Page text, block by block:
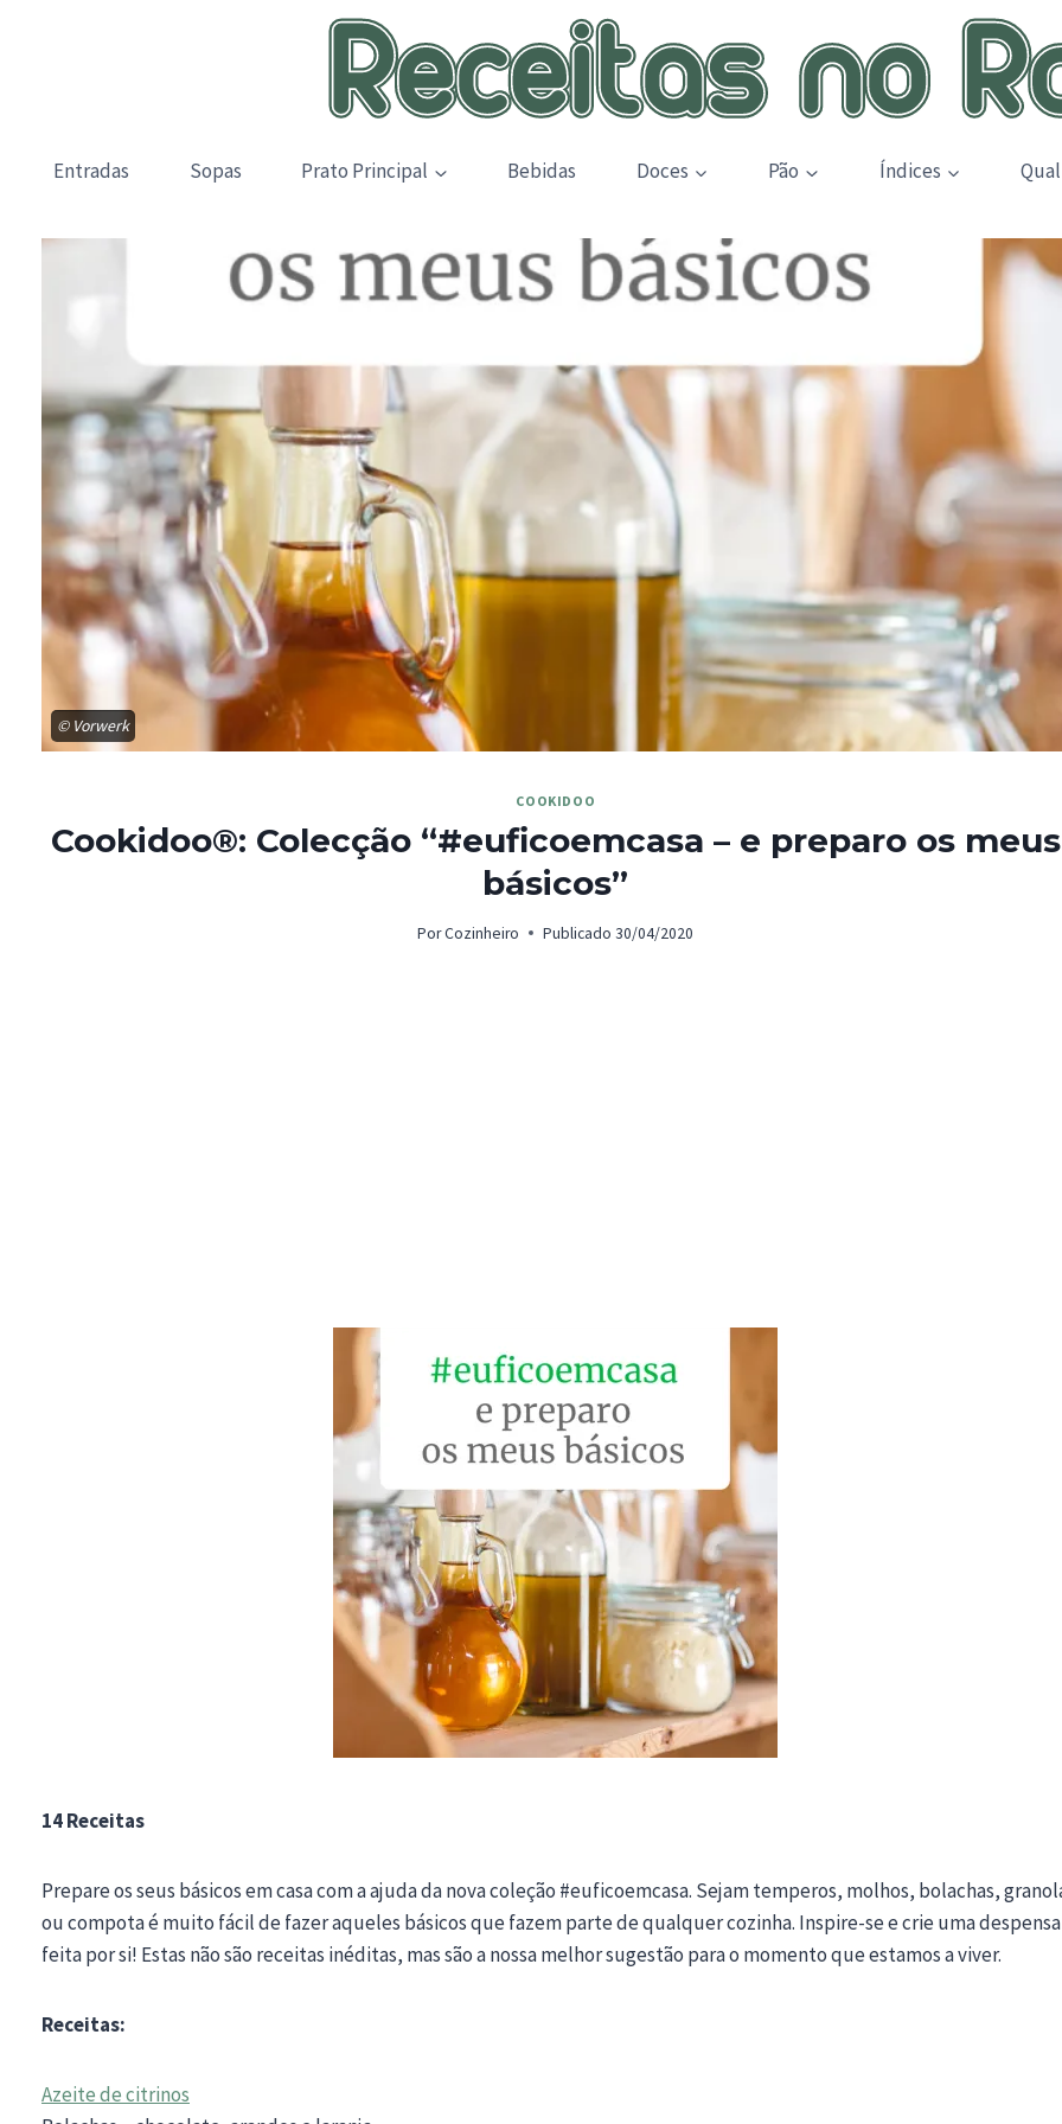
Entradas Sopas Prato Principal Bebidas Doces Pão Índices
© Vorwerk
COOKIDOO
Cookidoo®: Colecção “#euficoemcasa – e preparo os meus
básicos”
PorCozinheiro Publicado 30/04/2020
14 Receitas
Prepare os seus básicos em casa com a ajuda da nova coleção #euficoemcasa. Sejam temperos, molhos, bolachas,
ou compota é muito fácil de fazer aqueles básicos que fazem parte de qualquer cozinha. Inspire-se e crie uma despensa
feita por si! Estas não são receitas inéditas, mas são a nossa melhor sugestão para o momento que estamos a viver.
Receitas:
Azeite de citrinos